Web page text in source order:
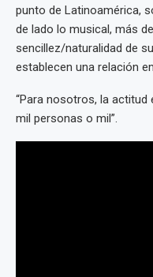
punto de Latinoamérica,
de lado lo musical, más
sencillez/naturalidad de
establecen una relación
“Para nosotros, la
mil personas o mil”.